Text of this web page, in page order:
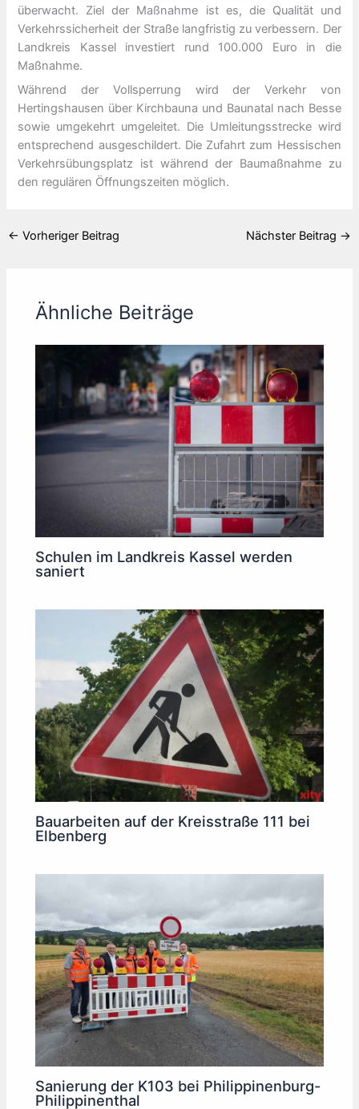
überwacht. Ziel der Maßnahme ist es, die Qualität und
Verkehrssicherheit der Straße langfristig zu verbessern. Der
Landkreis Kassel investiert rund 100.000 Euro in die
Maßnahme.
Während der Vollsperrung wird der Verkehr von
Hertingshausen über Kirchbauna und Baunatal nach Besse
sowie umgekehrt umgeleitet. Die Umleitungsstrecke wird
entsprechend ausgeschildert. Die Zufahrt zum Hessischen
Verkehrsübungsplatz ist während der Baumaßnahme zu
den regulären Öffnungszeiten möglich.
← Vorheriger Beitrag Nächster Beitrag →
Ähnliche Beiträge
Schulen im Landkreis Kassel werden
saniert
Bauarbeiten auf der Kreisstraße 111 bei
Elbenberg
Sanierung der K103 bei Philippinenburg-
Philippinenthal